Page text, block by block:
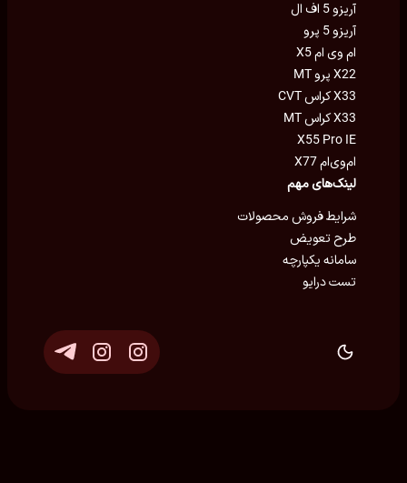
آریزو 5 اف ال
آریزو 5 پرو
ام وی ام X5
X22 پرو MT
X33 کراس CVT
X33 کراس MT
X55 Pro IE
ام‌وی‌ام X77
لینک‌های مهم
شرایط فروش محصولات
طرح تعویض
سامانه یکپارچه
تست درایو
Eron